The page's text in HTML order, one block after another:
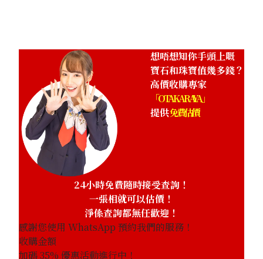
想唔想知你手頭上嘅
寶石和珠寶值幾多錢？
高價收購專家
「OTAKARAYA」
提供免費估價
24小時免費隨時接受查詢！
一張相就可以估價！
淨係查詢都無任歡迎！
感謝您使用 WhatsApp 預約我們的服務！
收購金額
加碼35% 優惠活動進行中！